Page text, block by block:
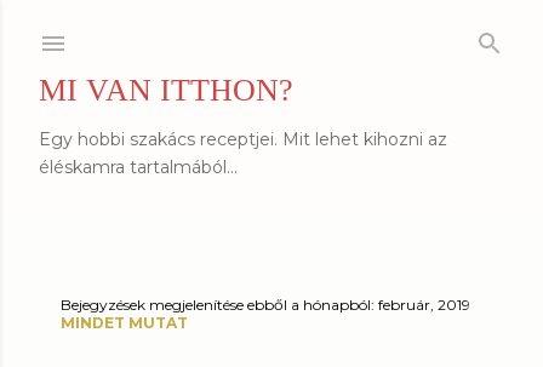
MI VAN ITTHON?
Egy hobbi szakács receptjei. Mit lehet kihozni az
éléskamra tartalmából...
BBejegyzések megjelenítése ebből a hónapból: február, 2019
MINDET MUTAT